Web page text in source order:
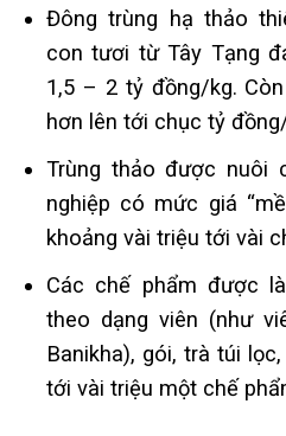
Đông trùng hạ thảo
con tươi từ Tây Tạng
1,5 – 2 tỷ đồng/kg.
hơn lên tới chục tỷ
Trùng thảo được nuôi
nghiệp có mức giá
khoảng vài triệu tới vài
Các chế phẩm được
theo dạng viên (như
Banikha), gói, trà túi
tới vài triệu một chế